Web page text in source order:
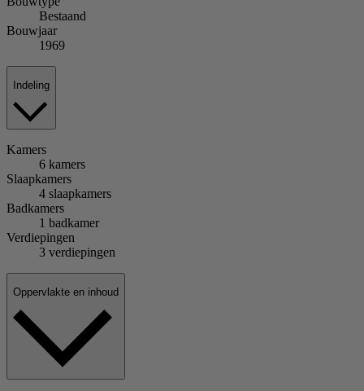
Bestaand
Bouwjaar
1969
Indeling
Kamers
6 kamers
Slaapkamers
4 slaapkamers
Badkamers
1 badkamer
Verdiepingen
3 verdiepingen
Oppervlakte en inhoud